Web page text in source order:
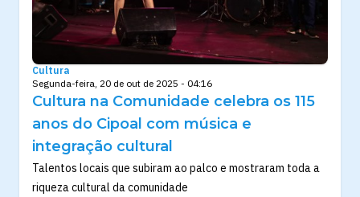
Cultura
Segunda-feira, 20 de out de 2025 - 04:16
Cultura na Comunidade celebra os 115
anos do Cipoal com música e
integração cultural
Talentos locais que subiram ao palco e mostraram toda a
riqueza cultural da comunidade